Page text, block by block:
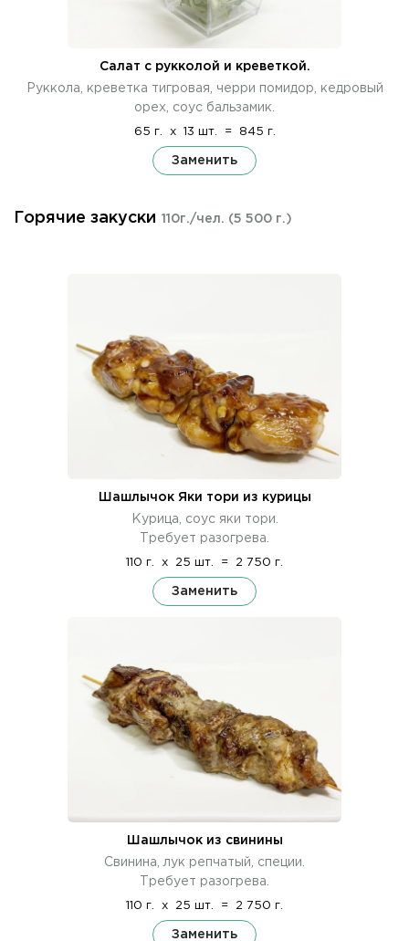
Салат с рукколой и креветкой.
Руккола, креветка тигровая, черри помидор, кедровый
орех, соус бальзамик.
65 г. x 13 шт. = 845 г.
Заменить
Горячие закуски 110г./чел. (5 500 г.)
Шашлычок Яки тори из курицы
Курица, соус яки тори.
Требует разогрева.
110 г. x 25 шт. = 2 750 г.
Заменить
Шашлычок из свинины
Свинина, лук репчатый, специи.
Требует разогрева.
110 г. x 25 шт. = 2 750 г.
Заменить